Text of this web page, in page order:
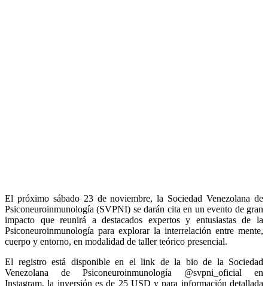
El próximo sábado 23 de noviembre, la Sociedad Venezolana de
Psiconeuroinmunología (SVPNI) se darán cita en un evento de gran
impacto que reunirá a destacados expertos y entusiastas de la
Psiconeuroinmunología para explorar la interrelación entre mente,
cuerpo y entorno, en modalidad de taller teórico presencial.
El registro está disponible en el link de la bio de la Sociedad
Venezolana de Psiconeuroinmunología @svpni_oficial en
Instagram, la inversión es de 25 USD y para información detallada